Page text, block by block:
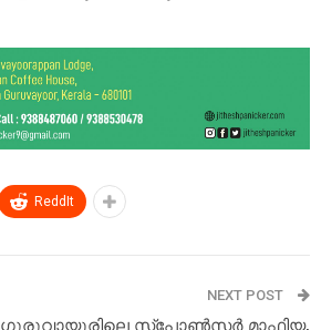
ReddIt
NEXT POST
ഗുരുവായൂരിലെ സ്പോൺസർ മാഫിയ,